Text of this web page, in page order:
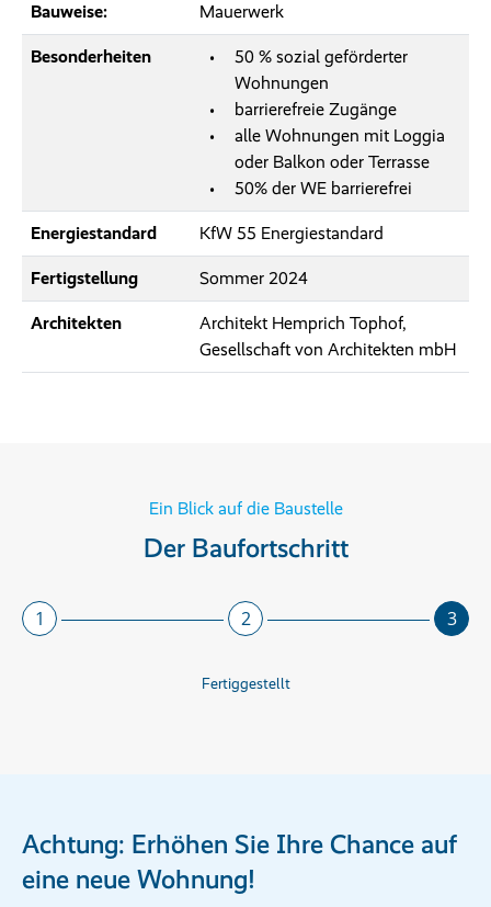
Bauweise: Mauerwerk
Besonderheiten
50 % sozial geförderter
Wohnungen
barrierefreie Zugänge
alle Wohnungen mit Loggia
oder Balkon oder Terrasse
50% der WE barrierefrei
Energiestandard KfW 55 Energiestandard
Fertigstellung Sommer 2024
Architekten
Architekt Hemprich Tophof,
Gesellschaft von Architekten mbH
Ein Blick auf die Baustelle
Der Baufortschritt
1 2 3
Fertiggestellt
Achtung: Erhöhen Sie Ihre Chance auf
eine neue Wohnung!